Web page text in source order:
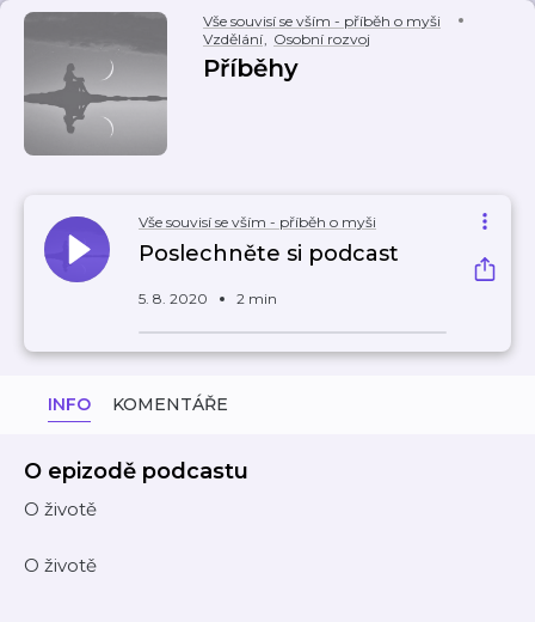
Vše souvisí se vším - příběh o myši
Vzdělání, Osobní rozvoj
Příběhy
Vše souvisí se vším - příběh o myši
Poslechněte si podcast
5. 8. 2020 2 min
INFO KOMENTÁŘE
O epizodě podcastu
O životě
O životě